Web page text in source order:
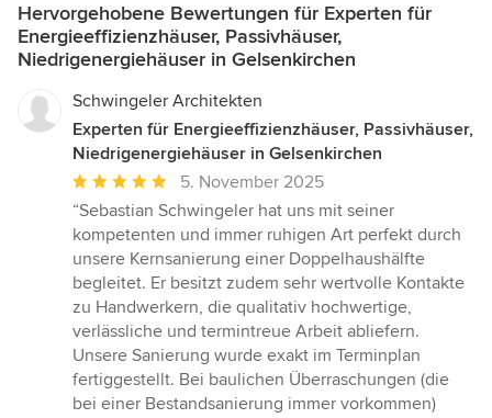
Hervorgehobene Bewertungen für Experten für
Energieeffizienzhäuser, Passivhäuser,
Niedrigenergiehäuser in Gelsenkirchen
Schwingeler Architekten
Experten für Energieeffizienzhäuser, Passivhäuser,
Niedrigenergiehäuser in Gelsenkirchen
Durchschnittliche
Bewertung:
5
von
5
Sternen
5. November 2025
“Sebastian Schwingeler hat uns mit seiner
kompetenten und immer ruhigen Art perfekt durch
unsere Kernsanierung einer Doppelhaushälfte
begleitet. Er besitzt zudem sehr wertvolle Kontakte
zu Handwerkern, die qualitativ hochwertige,
verlässliche und termintreue Arbeit abliefern.
Unsere Sanierung wurde exakt im Terminplan
fertiggestellt. Bei baulichen Überraschungen (die
bei einer Bestandsanierung immer vorkommen)